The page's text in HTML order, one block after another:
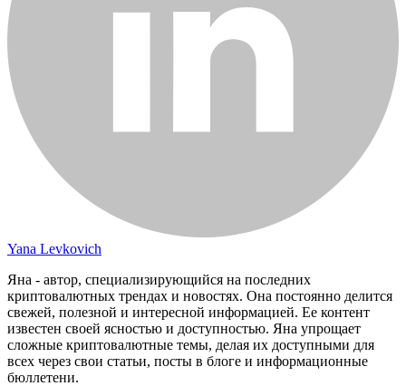
Yana Levkovich
Яна - автор, специализирующийся на последних
криптовалютных трендах и новостях. Она постоянно делится
свежей, полезной и интересной информацией. Ее контент
известен своей ясностью и доступностью. Яна упрощает
сложные криптовалютные темы, делая их доступными для
всех через свои статьи, посты в блоге и информационные
бюллетени.